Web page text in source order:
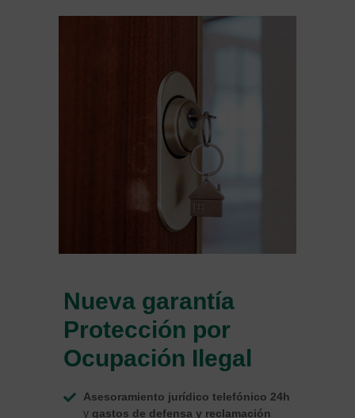
Nueva garantía
Protección por
Ocupación Ilegal
Asesoramiento jurídico telefónico 24h
y gastos de defensa y reclamación